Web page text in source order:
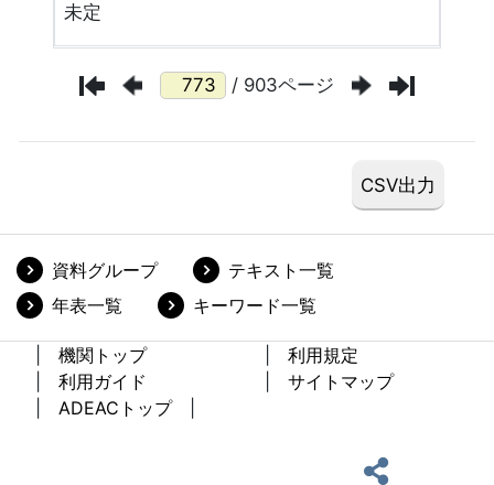
未定
/ 903ページ
資料グループ
テキスト一覧
年表一覧
キーワード一覧
機関トップ
利用規定
利用ガイド
サイトマップ
ADEACトップ